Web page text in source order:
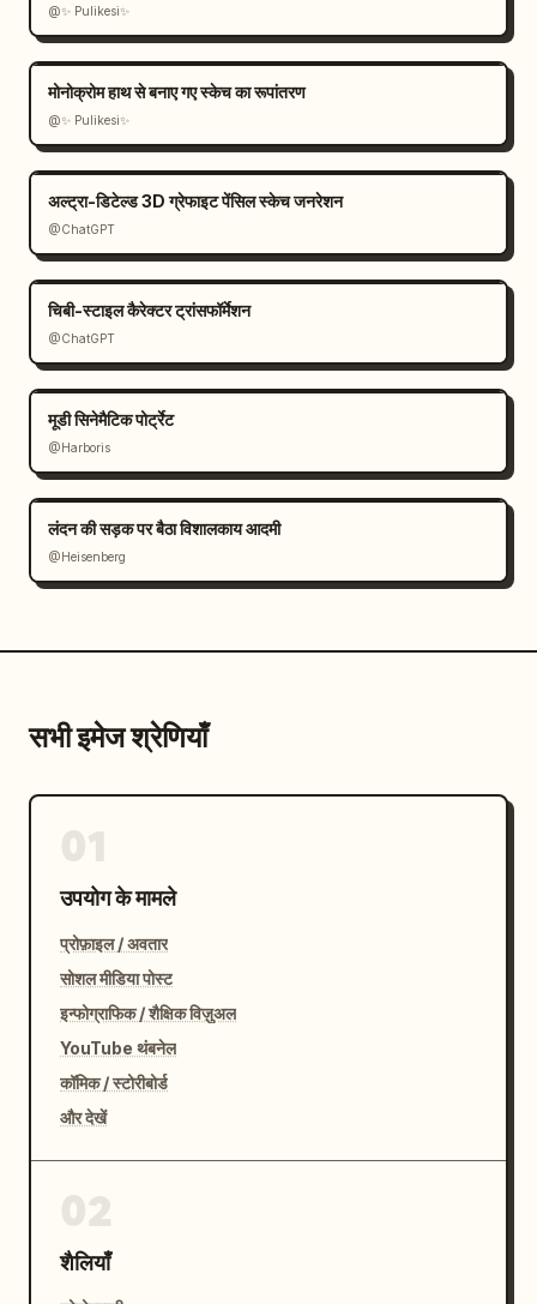
@✨ Pulikesi✨
मोनोक्रोम हाथ से बनाए गए स्केच का रूपांतरण
@✨ Pulikesi✨
अल्ट्रा-डिटेल्ड 3D ग्रेफाइट पेंसिल स्केच जनरेशन
@ChatGPT
चिबी-स्टाइल कैरेक्टर ट्रांसफॉर्मेशन
@ChatGPT
मूडी सिनेमैटिक पोर्ट्रेट
@Harboris
लंदन की सड़क पर बैठा विशालकाय आदमी
@Heisenberg
सभी इमेज श्रेणियाँ
उपयोग के मामले
प्रोफ़ाइल / अवतार
सोशल मीडिया पोस्ट
इन्फोग्राफिक / शैक्षिक विज़ुअल
YouTube थंबनेल
कॉमिक / स्टोरीबोर्ड
और देखें
शैलियाँ